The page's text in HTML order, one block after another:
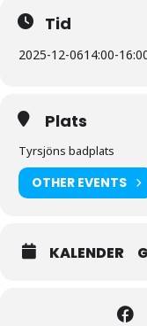
Tid
2025-12-0614:00-
Plats
Tyrsjöns badplats
OTHER EVENTS
KALENDER